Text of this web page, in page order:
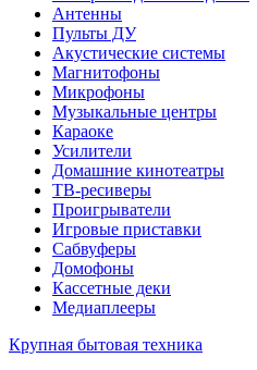
Антенны
Пульты ДУ
Акустические системы
Магнитофоны
Микрофоны
Музыкальные центры
Караоке
Усилители
Домашние кинотеатры
ТВ-ресиверы
Проигрыватели
Игровые приставки
Сабвуферы
Домофоны
Кассетные деки
Медиаплееры
Крупная бытовая техника